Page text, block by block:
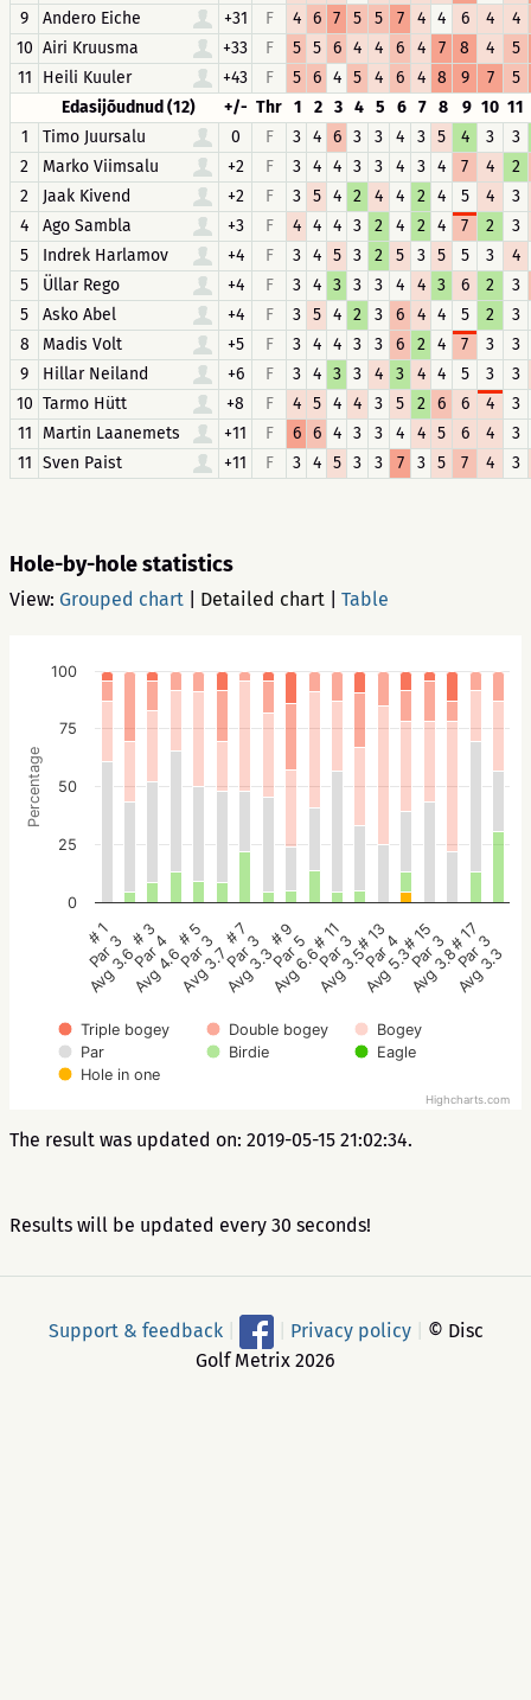
9
Andero Eiche +31 F 4 6 7 5 5 7 4 4 6 4
4
10 Airi Kruusma +33 F 5 5 6 4 4 6 4 7 8 4
5
11
Heili Kuuler +43 F 5 6 4 5 4 6 4 8 9 7
5
Edasijõudnud (12)
+/- Thr 1 2 3 4 5 6 7 8 9 10 11
1
Timo Juursalu 0 F 3 4 6 3 3 4 3 5 4 3
3
2
Marko Viimsalu +2 F 3 4 4 3 3 4 3 4 7 4
2
2
Jaak Kivend +2 F 3 5 4 2 4 4 2 4 5 4
3
4
Ago Sambla +3 F 4 4 4 3 2 4 2 4 7 2
3
5
Indrek Harlamov +4 F 3 4 5 3 2 5 3 5 5 3
4
5
Üllar Rego +4 F 3 4 3 3 3 4 4 3 6 2
3
5
Asko Abel +4 F 3 5 4 2 3 6 4 4 5 2
3
8
Madis Volt +5 F 3 4 4 3 3 6 2 4 7 3
3
9
Hillar Neiland +6 F 3 4 3 3 4 3 4 4 5 3
3
10 Tarmo Hütt +8 F 4 5 4 4 3 5 2 6 6 4
3
11
Martin Laanemets +11 F 6 6 4 3 3 4 4 5 6 4
3
11 Sven Paist +11 F 3 4 5 3 3 7 3 5 7 4 3
Hole-by-hole statistics
View: Grouped chart Detailed chart Table
Percentage
Triple bogey Double bogey
Bogey
Par
Birdie
Eagle
Hole in one
# 1
Par 3
Avg 3.6
# 3
Par 4
Avg 4.6
# 5
Par 3
Avg 3.7
# 7
Par 3
Avg 3.3
# 9
Par 5
Avg 6.6
# 11
Par 3
Avg 3.5
# 13
Par 4
Avg 5.3
# 15
Par 3
Avg 3.8
# 17
Par 3
Avg 3.3
0
25
50
75
100
Highcharts.com
The result was updated on: 2019-05-15 21:02:34.
Results will be updated every 30 seconds!
Support & feedback Privacy policy
© Disc
Golf Metrix 2026